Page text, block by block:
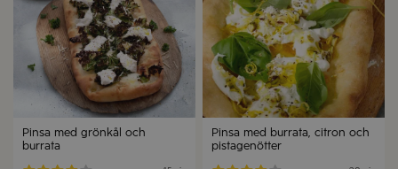
Pinsa med grönkål och
burrata
Pinsa med burrata, citron och
pistagenötter